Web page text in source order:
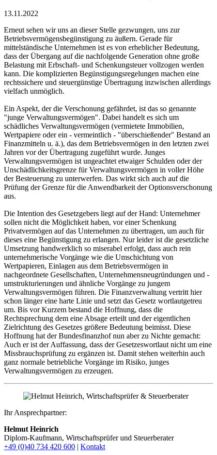
13.11.2022
Erneut sehen wir uns an dieser Stelle gezwungen, uns zur
Betriebsvermögensbegünstigung zu äußern. Gerade für
mittelständische Unternehmen ist es von erheblicher Bedeutung,
dass der Übergang auf die nachfolgende Generation ohne große
Belastung mit Erbschaft- und Schenkungsteuer vollzogen werden
kann. Die komplizierten Begünstigungsregelungen machen eine
rechtssichere und steuergünstige Übertragung inzwischen allerdings
vielfach unmöglich.
Ein Aspekt, der die Verschonung gefährdet, ist das so genannte
"junge Verwaltungsvermögen". Dabei handelt es sich um
schädliches Verwaltungsvermögen (vermietete Immobilien,
Wertpapiere oder ein - vermeintlich - "überschießender" Bestand an
Finanzmitteln u. ä.), das dem Betriebsvermögen in den letzten zwei
Jahren vor der Übertragung zugeführt wurde. Junges
Verwaltungsvermögen ist ungeachtet etwaiger Schulden oder der
Unschädlichkeitsgrenze für Verwaltungsvermögen in voller Höhe
der Besteuerung zu unterwerfen. Das wirkt sich auch auf die
Prüfung der Grenze für die Anwendbarkeit der Optionsverschonung
aus.
Die Intention des Gesetzgebers liegt auf der Hand: Unternehmer
sollen nicht die Möglichkeit haben, vor einer Schenkung
Privatvermögen auf das Unternehmen zu übertragen, um auch für
dieses eine Begünstigung zu erlangen. Nur leider ist die gesetzliche
Umsetzung handwerklich so miserabel erfolgt, dass auch rein
unternehmerische Vorgänge wie die Umschichtung von
Wertpapieren, Einlagen aus dem Betriebsvermögen in
nachgeordnete Gesellschaften, Unternehmensneugründungen und -
umstrukturierungen und ähnliche Vorgänge zu jungem
Verwaltungsvermögen führen. Die Finanzverwaltung vertritt hier
schon länger eine harte Linie und setzt das Gesetz wortlautgetreu
um. Bis vor Kurzem bestand die Hoffnung, dass die
Rechtsprechung dem eine Absage erteilt und der eigentlichen
Zielrichtung des Gesetzes größere Bedeutung beimisst. Diese
Hoffnung hat der Bundesfinanzhof nun aber zu Nichte gemacht:
Auch er ist der Auffassung, dass der Gesetzeswortlaut nicht um eine
Missbrauchsprüfung zu ergänzen ist. Damit stehen weiterhin auch
ganz normale betriebliche Vorgänge im Risiko, junges
Verwaltungsvermögen zu erzeugen.
Ihr Ansprechpartner:
Helmut Heinrich
Diplom-Kaufmann, Wirtschaftsprüfer ​und Steuerberater
+49 (0)40 734 420 600 | Kontakt